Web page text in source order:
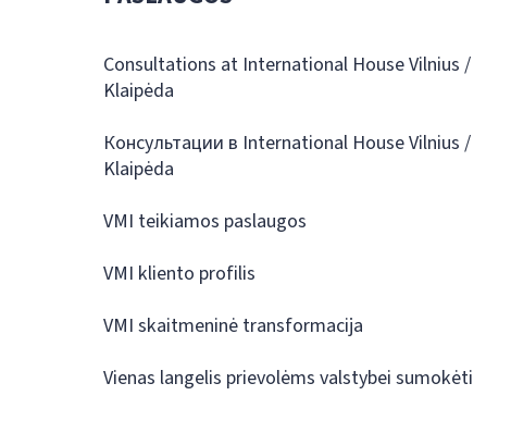
Consultations at International House Vilnius /
Klaipėda
Консультации в International House Vilnius /
Klaipėda
VMI teikiamos paslaugos
VMI kliento profilis
VMI skaitmeninė transformacija
Vienas langelis prievolėms valstybei sumokėti